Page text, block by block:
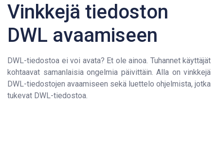
Vinkkejä tiedoston
DWL avaamiseen
DWL-tiedostoa ei voi avata? Et ole ainoa. Tuhannet käyttäjät
kohtaavat samanlaisia ongelmia päivittäin. Alla on vinkkejä
DWL-tiedostojen avaamiseen sekä luettelo ohjelmista, jotka
tukevat DWL-tiedostoa.